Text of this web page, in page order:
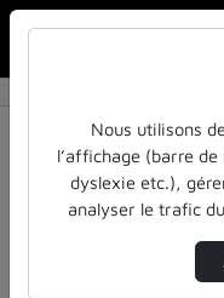
Contactez nous
Votre message
Cocher
cette case
si vous êtes
un humain
Nous utilisons
l’affichage (barre
dyslexie etc.),
analyser le trafic